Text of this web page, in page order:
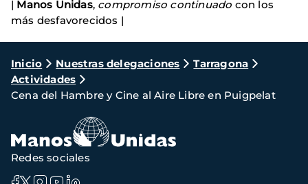
| Manos Unidas, compromiso continuado con los
más desfavorecidos |
Ruta
de
navegación
Inicio Nuestras delegaciones
Tarragona
Actividades
Cena del Hambre y Cine al Aire Libre en Puigpelat
Redes sociales